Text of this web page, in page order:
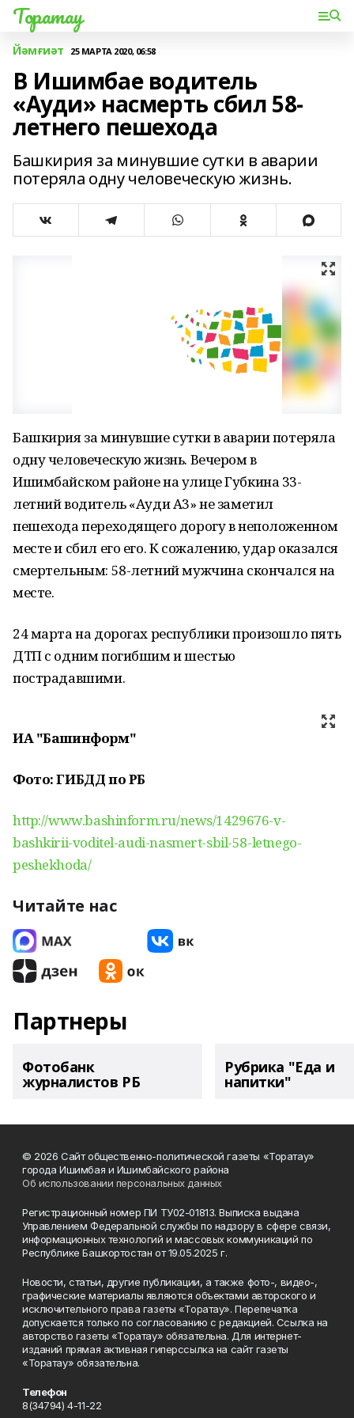
Торатау
Йәмғиәт 25 МАРТА 2020, 06:58
В Ишимбае водитель
«Ауди» насмерть сбил 58-
летнего пешехода
Башкирия за минувшие сутки в аварии
потеряла одну человеческую жизнь.
Башкирия за минувшие сутки в аварии потеряла
одну человеческую жизнь. Вечером в
Ишимбайском районе на улице Губкина 33-
летний водитель «Ауди А3» не заметил
пешехода переходящего дорогу в неположенном
месте и сбил его его. К сожалению, удар оказался
смертельным: 58-летний мужчина скончался на
месте.
24 марта на дорогах республики произошло пять
ДТП с одним погибшим и шестью
пострадавшими.
ИА "Башинформ"
Фото: ГИБДД по РБ
http://www.bashinform.ru/news/1429676-v-
bashkirii-voditel-audi-nasmert-sbil-58-letnego-
peshekhoda/
Читайте нас
Партнеры
Фотобанк
журналистов РБ
Рубрика "Еда и
напитки"
© 2026 Сайт общественно-политической газеты «Торатау»
города Ишимбая и Ишимбайского района
Об использовании персональных данных
Регистрационный номер ПИ ТУ02-01813. Выписка выдана
Управлением Федеральной службы по надзору в сфере связи,
информационных технологий и массовых коммуникаций по
Республике Башкортостан от 19.05.2025 г.
Новости, статьи, другие публикации, а также фото-, видео-,
графические материалы являются объектами авторского и
исключительного права газеты «Торатау». Перепечатка
допускается только по согласованию с редакцией. Ссылка на
авторство газеты «Торатау» обязательна. Для интернет-
изданий прямая активная гиперссылка на сайт газеты
«Торатау» обязательна.
Телефон
8(34794) 4-11-22